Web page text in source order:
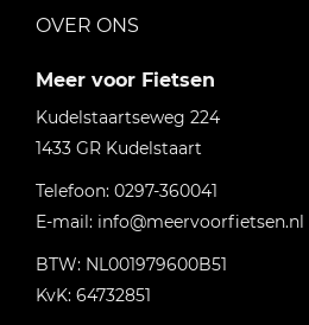
OVER ONS
Meer voor Fietsen
Kudelstaartseweg 224
1433 GR Kudelstaart
Telefoon: 0297-360041
E-mail: info@meervoorfietsen.nl
BTW: NL001979600B51
KvK: 64732851